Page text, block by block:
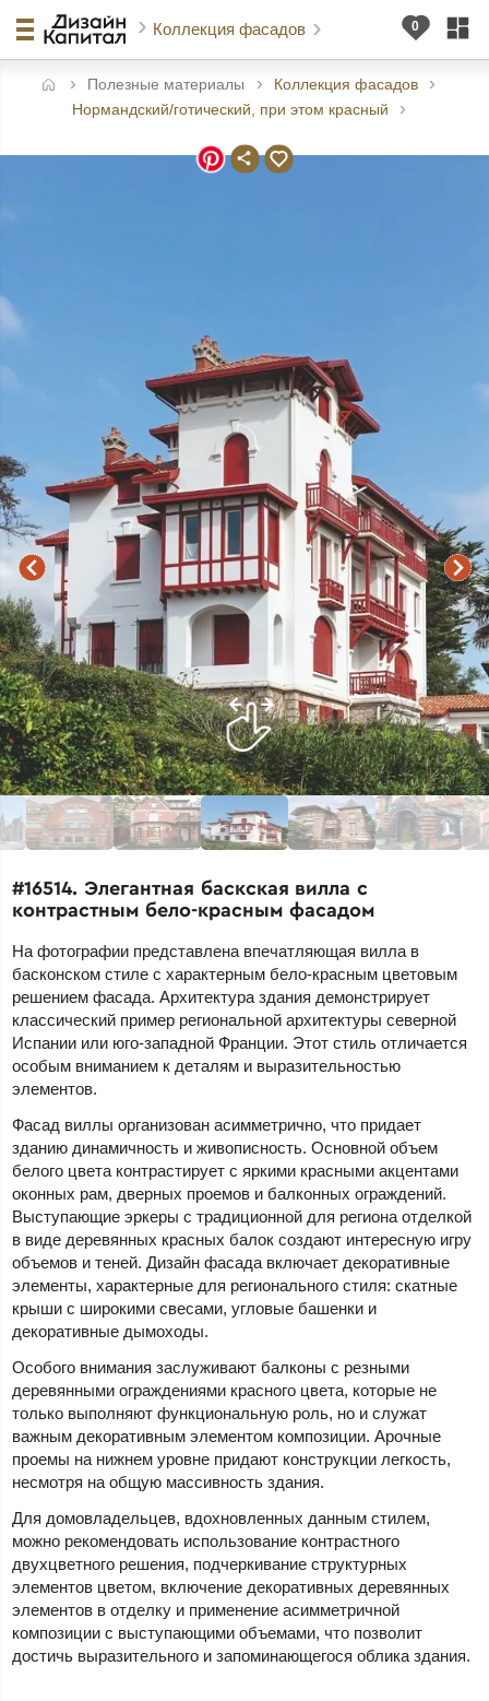
Коллекция фасадов
Полезные материалы
Коллекция фасадов
Нормандский/готический, при этом красный
#16514. Элегантная баскская вилла с
контрастным бело-красным фасадом
На фотографии представлена впечатляющая вилла в
басконском стиле с характерным бело-красным цветовым
решением фасада. Архитектура здания демонстрирует
классический пример региональной архитектуры северной
Испании или юго-западной Франции. Этот стиль отличается
особым вниманием к деталям и выразительностью
элементов.
Фасад виллы организован асимметрично, что придает
зданию динамичность и живописность. Основной объем
белого цвета контрастирует с яркими красными акцентами
оконных рам, дверных проемов и балконных ограждений.
Выступающие эркеры с традиционной для региона отделкой
в виде деревянных красных балок создают интересную игру
объемов и теней. Дизайн фасада включает декоративные
элементы, характерные для регионального стиля: скатные
крыши с широкими свесами, угловые башенки и
декоративные дымоходы.
Особого внимания заслуживают балконы с резными
деревянными ограждениями красного цвета, которые не
только выполняют функциональную роль, но и служат
важным декоративным элементом композиции. Арочные
проемы на нижнем уровне придают конструкции легкость,
несмотря на общую массивность здания.
Для домовладельцев, вдохновленных данным стилем,
можно рекомендовать использование контрастного
двухцветного решения, подчеркивание структурных
элементов цветом, включение декоративных деревянных
элементов в отделку и применение асимметричной
композиции с выступающими объемами, что позволит
достичь выразительного и запоминающегося облика здания.